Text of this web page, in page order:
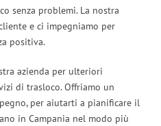
senza problemi. La nostra
e ci impegniamo per
positiva.
azienda per ulteriori
di trasloco. Offriamo un
per aiutarti a pianificare il
in Campania nel modo più